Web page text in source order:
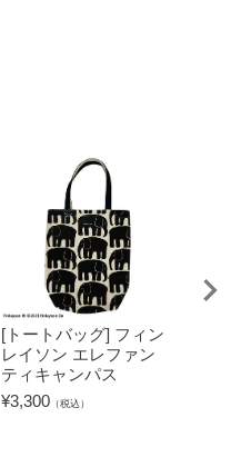
[トートバッグ] フィン
レイソン エレファン
ティキャンパス
¥3,300 （税込）